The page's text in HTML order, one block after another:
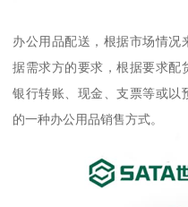
办公用品配送，根据市场情况
据需求方的要求，根据要求配
银行转账、现金、支票等或以
的一种办公用品销售方式。